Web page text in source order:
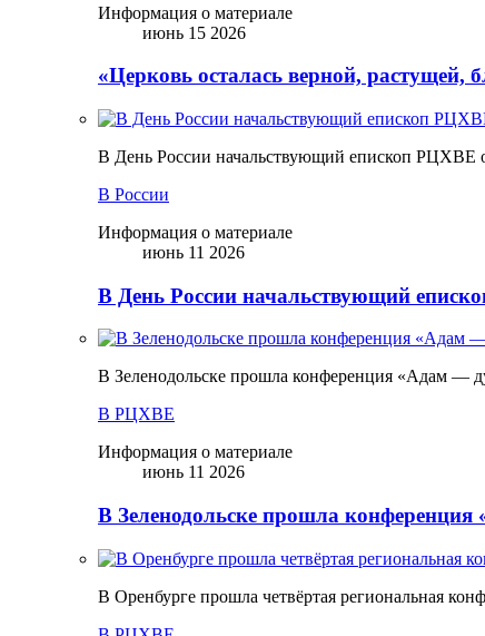
Информация о материале
июнь 15 2026
«Церковь осталась верной, растущей,
В День России начальствующий епископ РЦХВЕ
В России
Информация о материале
июнь 11 2026
В День России начальствующий
В Зеленодольске прошла конференция «Адам
В РЦХВЕ
Информация о материале
июнь 11 2026
В Зеленодольске прошла
В Оренбурге прошла четвёртая региональная